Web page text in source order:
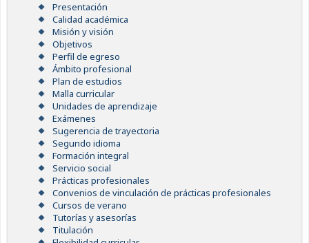
Presentación
Calidad académica
Misión y visión
Objetivos
Perfil de egreso
Ámbito profesional
Plan de estudios
Malla curricular
Unidades de aprendizaje
Exámenes
Sugerencia de trayectoria
Segundo idioma
Formación integral
Servicio social
Prácticas profesionales
Convenios de vinculación de prácticas profesionales
Cursos de verano
Tutorías y asesorías
Titulación